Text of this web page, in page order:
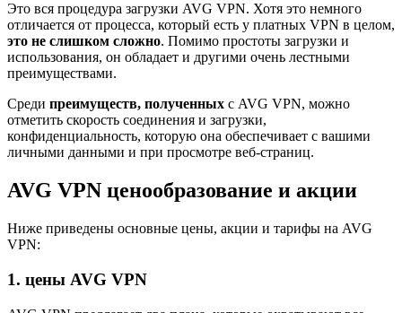
Это вся процедура загрузки AVG VPN. Хотя это немного
отличается от процесса, который есть у платных VPN в целом,
это не слишком сложно. Помимо простоты загрузки и
использования, он обладает и другими очень лестными
преимуществами.
Среди преимуществ, полученных с AVG VPN, можно
отметить скорость соединения и загрузки,
конфиденциальность, которую она обеспечивает с вашими
личными данными и при просмотре веб-страниц.
AVG VPN ценообразование и акции
Ниже приведены основные цены, акции и тарифы на AVG
VPN:
1. цены AVG VPN